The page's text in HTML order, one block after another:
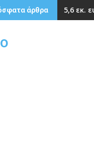
άρθρα 5,6 εκ.